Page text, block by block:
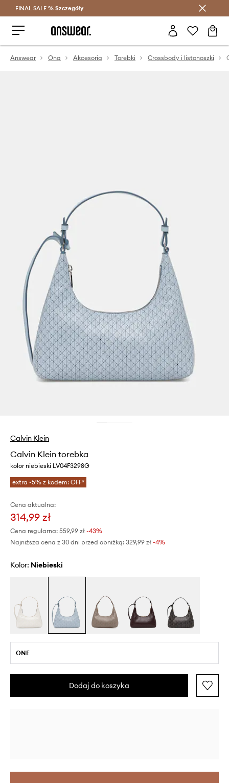
Oszczędzaj z Answear Club >
FINAL SALE % Szczegóły
Answear Ona Akcesoria Torebki Crossbody i listonoszki
Calvin Klein
Calvin Klein torebka
kolor niebieski LV04F3298G
extra -5% z kodem: OFF*
Cena aktualna:
314,99 zł
Cena regularna: 559,99 zł -43%
Najniższa cena z 30 dni przed obniżką: 329,99 zł -4%
Kolor: niebieski
ONE
Dodaj do koszyka